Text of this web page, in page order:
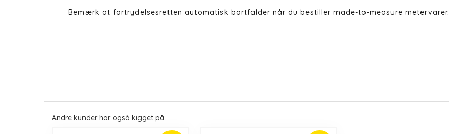
Bemærk at fortrydelsesretten automatisk bortfalder når du bestiller made-to-measure metervarer.
Andre kunder har også kigget på